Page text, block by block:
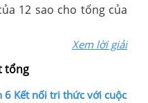
12 sao cho tổng của
Xem lời giải
tổng
6 Kết nối tri thức với cuộc